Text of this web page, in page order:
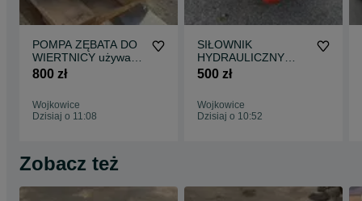
POMPA ZĘBATA DO
WIERTNICY używana
3 sekcyjna do końca
800 zł
Wojkowice
Dzisiaj o 11:08
SIŁOWNIK
HYDRAULICZNY
NOWY do wiertnicy
500 zł
Wojkowice
Dzisiaj o 10:52
Zobacz też